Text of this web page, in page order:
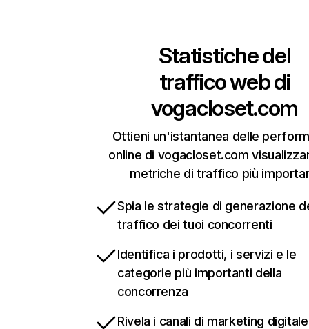
Statistiche del
traffico web di
vogacloset.com
Ottieni un'istantanea delle
online di vogacloset.com
metriche di traffico più
Spia le strategie di generazione
traffico dei tuoi concorrenti
Identifica i prodotti, i servizi e le
categorie più importanti della
concorrenza
Rivela i canali di marketing